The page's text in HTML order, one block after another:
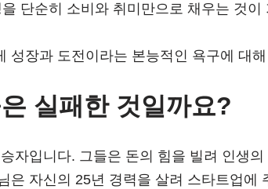
단순히 소비와 취미만으로 채우는 것이
성장과 도전이라는 본능적인 욕구에 대
실패한 것일까요?
자입니다. 그들은 돈의 힘을 빌려 인생
은 자신의 25년 경력을 살려 스타트업에